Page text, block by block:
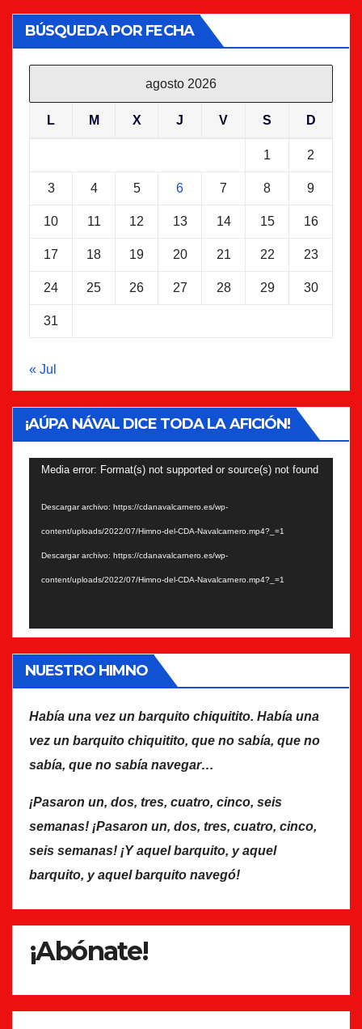
BÚSQUEDA POR FECHA
agosto 2026
L M X J V S D
1 2
3 4 5 6 7 8 9
10 11 12 13 14 15 16
17 18 19 20 21 22 23
24 25 26 27 28 29 30
31
« Jul
¡AÚPA NÁVAL DICE TODA LA AFICIÓN!
Reproductor
Media error: Format(s) not supported or source(s) not found
Descargar archivo: https://cdanavalcarnero.es/wp-
content/uploads/2022/07/Himno-del-CDA-Navalcarnero.mp4?_=1
Descargar archivo: https://cdanavalcarnero.es/wp-
content/uploads/2022/07/Himno-del-CDA-Navalcarnero.mp4?_=1
NUESTRO HIMNO
Había una vez un barquito chiquitito. Había una
vez un barquito chiquitito, que no sabía, que no
sabía, que no sabía navegar…
¡Pasaron un, dos, tres, cuatro, cinco, seis
semanas! ¡Pasaron un, dos, tres, cuatro, cinco,
seis semanas! ¡Y aquel barquito, y aquel
barquito, y aquel barquito navegó!
¡Abónate!